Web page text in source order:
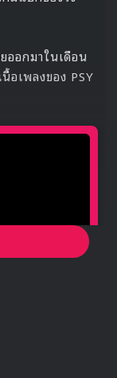
ออกมาในเดือน
อเพลงของ PSY
งกลับมาถ่าย
งเทพ